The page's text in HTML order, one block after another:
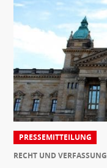
PRESSEMITTEILUNG
RECHT UND VERFASSUNG